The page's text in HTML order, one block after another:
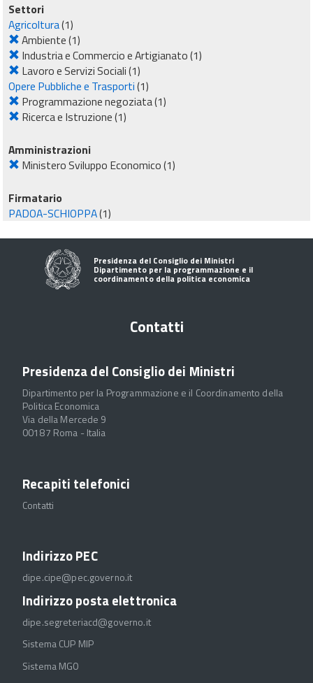
Settori
Agricoltura(1)
Ambiente(1)
Industria e Commercio e Artigianato(1)
Lavoro e Servizi Sociali(1)
Opere Pubbliche e Trasporti(1)
Programmazione negoziata(1)
Ricerca e Istruzione(1)
Amministrazioni
Ministero Sviluppo Economico(1)
Firmatario
PADOA-SCHIOPPA(1)
Presidenza del Consiglio dei Ministri
Dipartimento per la programmazione e il
coordinamento della politica economica
Contatti
Presidenza del Consiglio dei Ministri
Dipartimento per la Programmazione e il Coordinamento della
Politica Economica
Via della Mercede 9
00187 Roma - Italia
Recapiti telefonici
Contatti
Indirizzo PEC
dipe.cipe@pec.governo.it
Indirizzo posta elettronica
dipe.segreteriacd@governo.it
Sistema CUP MIP
Sistema MGO